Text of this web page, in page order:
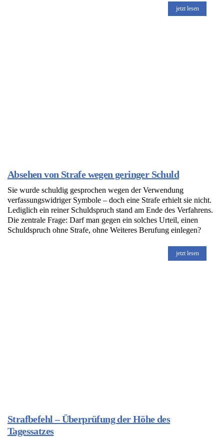
jetzt lesen
Absehen von Strafe wegen geringer Schuld
Sie wurde schuldig gesprochen wegen der Verwendung
verfassungswidriger Symbole – doch eine Strafe erhielt sie nicht.
Lediglich ein reiner Schuldspruch stand am Ende des Verfahrens.
Die zentrale Frage: Darf man gegen ein solches Urteil, einen
Schuldspruch ohne Strafe, ohne Weiteres Berufung einlegen?
jetzt lesen
Strafbefehl – Überprüfung der Höhe des
Tagessatzes